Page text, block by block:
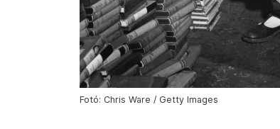
Fotó: Chris Ware / Getty Images